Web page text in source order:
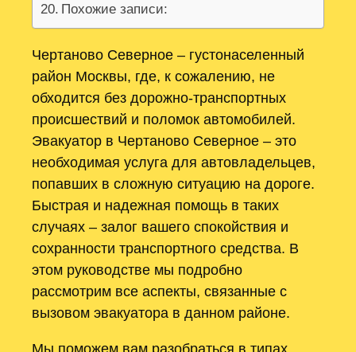
Похожие записи:
Чертаново Северное – густонаселенный
район Москвы, где, к сожалению, не
обходится без дорожно-транспортных
происшествий и поломок автомобилей.
Эвакуатор в Чертаново Северное – это
необходимая услуга для автовладельцев,
попавших в сложную ситуацию на дороге.
Быстрая и надежная помощь в таких
случаях – залог вашего спокойствия и
сохранности транспортного средства. В
этом руководстве мы подробно
рассмотрим все аспекты, связанные с
вызовом эвакуатора в данном районе.
Мы поможем вам разобраться в типах